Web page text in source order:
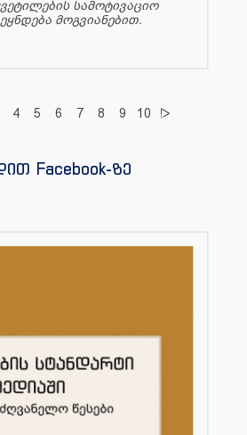
სამოტივაციო
მოგვიანებით.
4 5 6 7 8 9 10
Facebook-ზე